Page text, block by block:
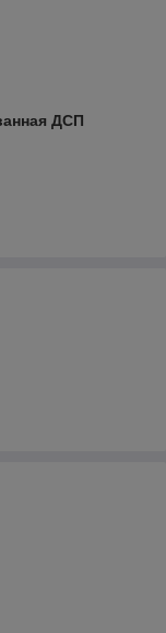
ДСП